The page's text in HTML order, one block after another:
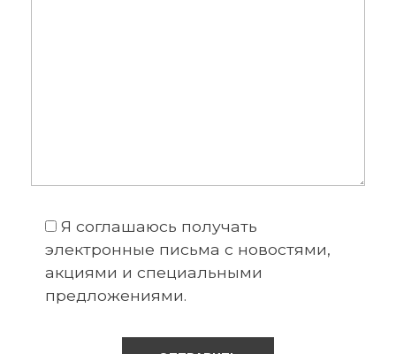
Я соглашаюсь получать
электронные письма с новостями,
акциями и специальными
предложениями.